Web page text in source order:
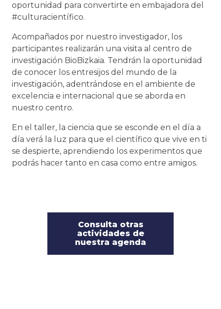
oportunidad para convertirte en embajadora del
#culturacientífico.
Acompañados por nuestro investigador, los
participantes realizarán una visita al centro de
investigación BioBizkaia. Tendrán la oportunidad
de conocer los entresijos del mundo de la
investigación, adentrándose en el ambiente de
excelencia e internacional que se aborda en
nuestro centro.
En el taller, la ciencia que se esconde en el día a
día verá la luz para que el científico que vive en ti
se despierte, aprendiendo los experimentos que
podrás hacer tanto en casa como entre amigos.
Consulta otras
actividades de
nuestra agenda